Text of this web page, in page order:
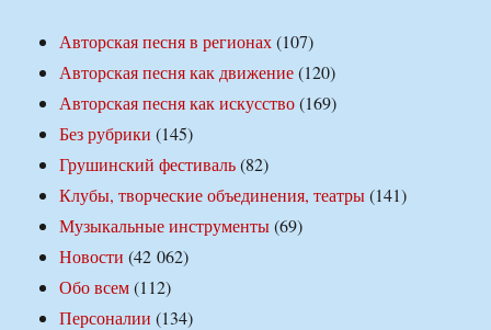
Авторская песня в регионах(107)
Авторская песня как движение(120)
Авторская песня как искусство(169)
Без рубрики (145)
Грушинский фестиваль(82)
Клубы, творческие объединения, театры(141)
Музыкальные инструменты(69)
Новости (42 062)
Обо всем(112)
Персоналии (134)